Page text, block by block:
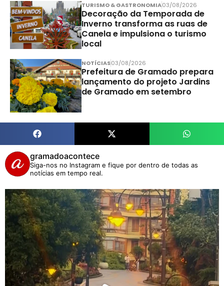
TURISMO & GASTRONOMIA03/08/2026
Decoração da Temporada de
Inverno transforma as ruas de
Canela e impulsiona o turismo
local
NOTÍCIAS03/08/2026
Prefeitura de Gramado prepara
lançamento do projeto Jardins
de Gramado em setembro
gramadoacontece
Siga-nos no Instagram e fique por dentro de todas as
notícias em tempo real.